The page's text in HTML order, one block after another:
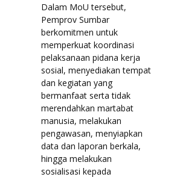
Dalam MoU tersebut,
Pemprov Sumbar
berkomitmen untuk
memperkuat koordinasi
pelaksanaan pidana kerja
sosial, menyediakan tempat
dan kegiatan yang
bermanfaat serta tidak
merendahkan martabat
manusia, melakukan
pengawasan, menyiapkan
data dan laporan berkala,
hingga melakukan
sosialisasi kepada